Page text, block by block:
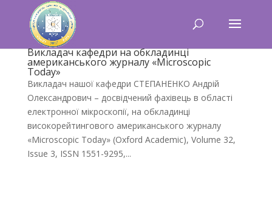
Викладач кафедри на обкладинці
американського журналу «Microscopic
Today»
Викладач нашої кафедри СТЕПАНЕНКО Андрій
Олександрович – досвідчений фахівець в області
електронної мікроскопії, на обкладинці
високорейтингового американського журналу
«Microscopic Today» (Oxford Academic), Volume 32,
Issue 3, ISSN 1551-9295,...